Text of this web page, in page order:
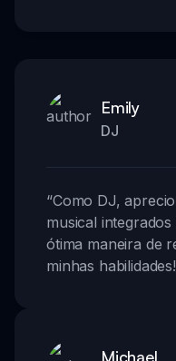
Emily
DJ
“Como DJ,
musical
ótima maneira de
minhas habilidades!
Michael